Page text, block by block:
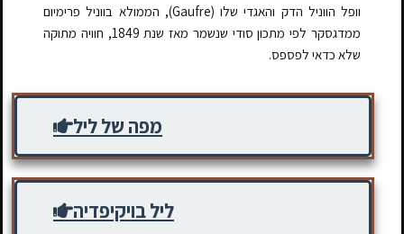
וופל הווניל הדק והאגדי שלו (Gaufre), הממולא בווניל פרימיום
ממדגסקר לפי מתכון סודי שנשמר מאז שנת 1849, חוויה מתוקה
שלא כדאי לפספס.
מפה של ליל
ליל בויקיפדיה